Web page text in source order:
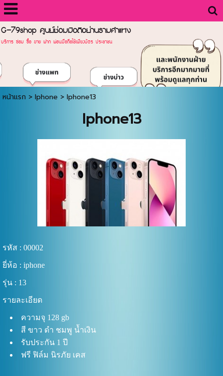
G-79shop ศูนย์ซ่อมมือถือย่านรามคำแหง
บริการ ซ่อม ซื้อ ขาย ฝาก ผ่อนมือถือใช้เพียงบัตร ประชาชน
หน้าแรก > Iphone > Iphone13
Iphone13
รหัส : 00002
ยี่ห้อ : iphone
รุ่น : 13
รายละเอียด
ความจุ 128 gb
สี ขาว ดำ ชมพู น้ำเงิน
รับประกัน 1 ปี
ฟรี ฟิล์ม นิรภัย เคส